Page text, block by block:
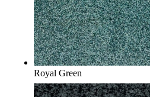
Royal Green